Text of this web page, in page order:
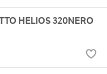
HELIOS 320NERO